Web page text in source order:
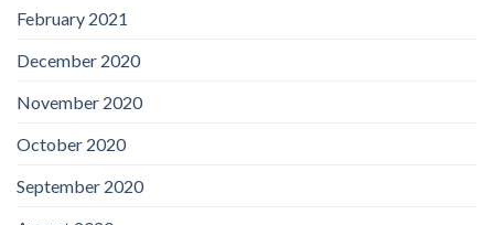
February 2021
December 2020
November 2020
October 2020
September 2020